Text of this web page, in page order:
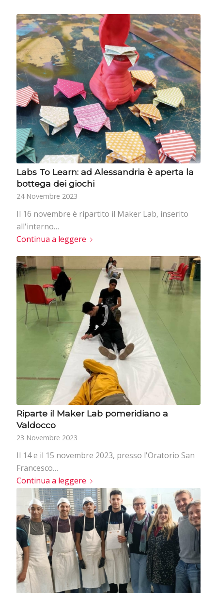
Labs To Learn: ad Alessandria è aperta la
bottega dei giochi
24 Novembre 2023
Il 16 novembre è ripartito il Maker Lab, inserito
all'interno…
Continua a leggere
Riparte il Maker Lab pomeridiano a
Valdocco
23 Novembre 2023
Il 14 e il 15 novembre 2023, presso l'Oratorio San
Francesco…
Continua a leggere